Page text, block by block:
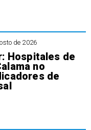
de 2026
Hospitales de
no
de